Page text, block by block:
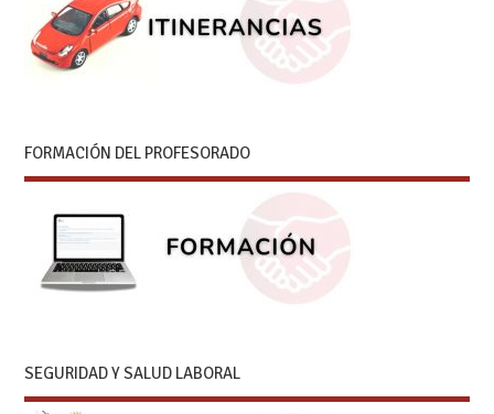
FORMACIÓN DEL PROFESORADO
SEGURIDAD Y SALUD LABORAL